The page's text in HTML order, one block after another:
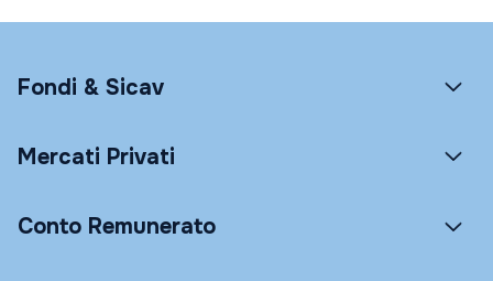
Fondi & Sicav
Mercati Privati
Conto Remunerato